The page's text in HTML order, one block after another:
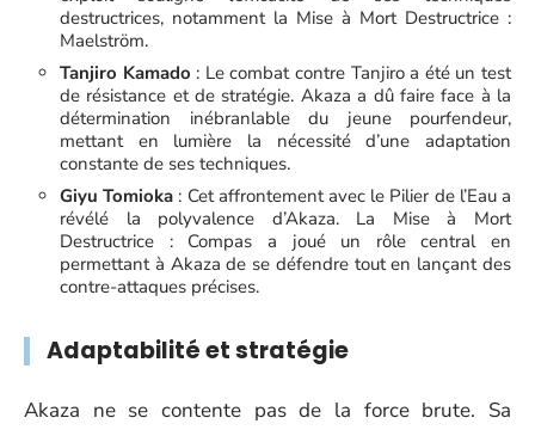
destructrices, notamment la Mise à Mort Destructrice :
Maelström.
Tanjiro Kamado : Le combat contre Tanjiro a été un test
de résistance et de stratégie. Akaza a dû faire face à la
détermination inébranlable du jeune pourfendeur,
mettant en lumière la nécessité d’une adaptation
constante de ses techniques.
Giyu Tomioka : Cet affrontement avec le Pilier de l’Eau a
révélé la polyvalence d’Akaza. La Mise à Mort
Destructrice : Compas a joué un rôle central en
permettant à Akaza de se défendre tout en lançant des
contre-attaques précises.
Adaptabilité et stratégie
Akaza ne se contente pas de la force brute. Sa